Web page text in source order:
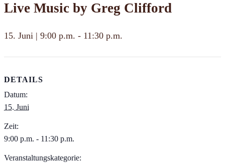
Live Music by Greg Clifford
15. Juni | 9:00 p.m. - 11:30 p.m.
DETAILS
Datum:
15. Juni
Zeit:
9:00 p.m. - 11:30 p.m.
Veranstaltungskategorie: